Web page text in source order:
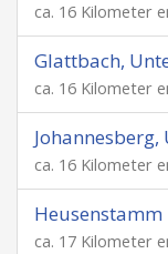
ca. 16 Kilometer
Glattbach,
ca. 16 Kilometer
ca. 16 Kilometer
Heusenstamm
ca. 17 Kilometer